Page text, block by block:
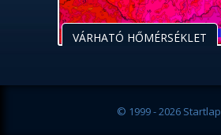
VÁRHATÓ HŐMÉRSÉKLET
© 1999 - 2026 Startlap